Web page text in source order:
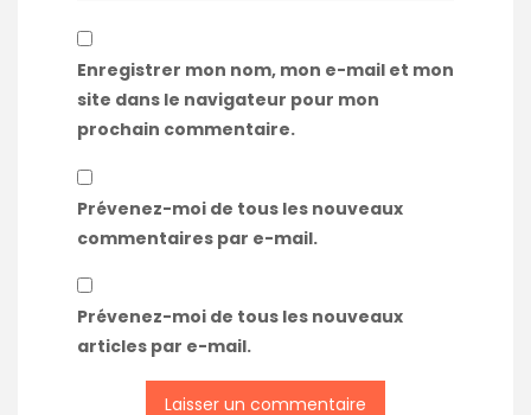
Enregistrer mon nom, mon e-mail et mon
site dans le navigateur pour mon
prochain commentaire.
Prévenez-moi de tous les nouveaux
commentaires par e-mail.
Prévenez-moi de tous les nouveaux
articles par e-mail.